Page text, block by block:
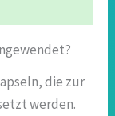
die zur
werden.